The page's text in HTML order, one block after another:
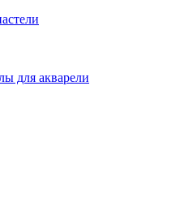
для акварели